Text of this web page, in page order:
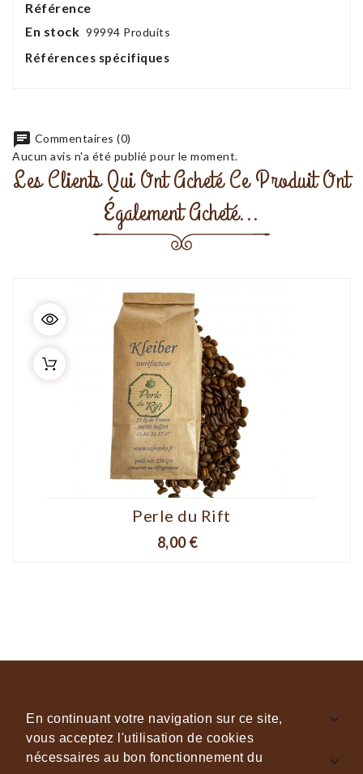
En continuant votre navigation sur ce site,
vous acceptez l'utilisation de cookies
nécessaires au bon fonctionnement du
Référence
En stock 99994 Produits
Références spécifiques
chat Commentaires (0)
Aucun avis n'a été publié pour le moment.
Les Clients Qui Ont Acheté Ce Produit Ont
Également Acheté...
Perle du Rift
Prix
8,00 €
INFORMATIONS GÉNÉRALES 
CAFÉS & THÉS JOKO 